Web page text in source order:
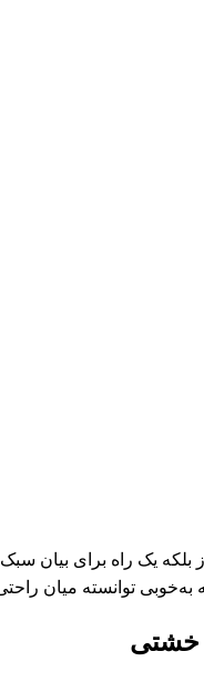
بلکه یک راه برای
توانسته میان
خشتی